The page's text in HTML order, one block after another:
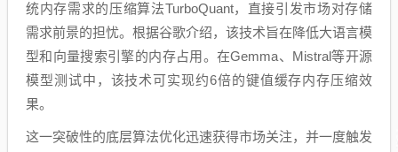
统内存需求的压缩算法TurboQuant，直接引发市场对存储
需求前景的担忧。根据谷歌介绍，该技术旨在降低大语言模
型和向量搜索引擎的内存占用。在Gemma、Mistral等开源
模型测试中，该技术可实现约6倍的键值缓存内存压缩效
果。
这一突破性的底层算法优化迅速获得市场关注，并一度触发